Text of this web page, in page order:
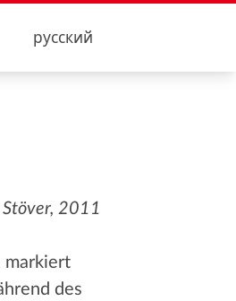
русский
2011
markiert
des